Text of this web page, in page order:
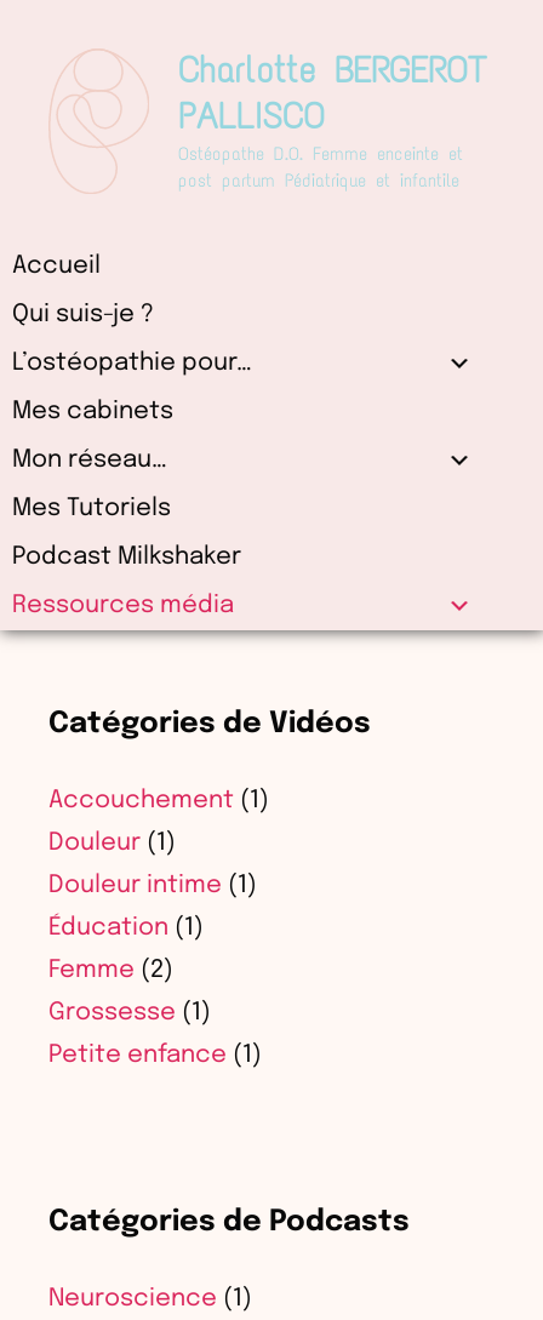
contenu
Charlotte BERGEROT
PALLISCO
Ostéopathe D.O. Femme enceinte et
post partum Pédiatrique et infantile
Accueil
Qui suis-je ?
L’ostéopathie pour…
Mes cabinets
Mon réseau…
Mes Tutoriels
Podcast Milkshaker
Ressources média
Catégories de Vidéos
Accouchement (1)
Douleur (1)
Douleur intime (1)
Éducation (1)
Femme (2)
Grossesse (1)
Petite enfance (1)
Catégories de Podcasts
Neuroscience (1)